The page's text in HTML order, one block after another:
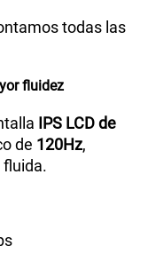
50MP+2MP
todas las
fluidez
IPS LCD de
de 120Hz,
fluida.